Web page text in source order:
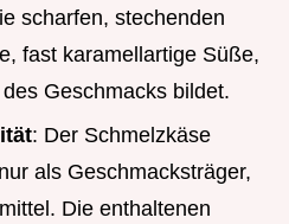
scharfen, stechenden
fast karamellartige Süße,
Geschmacks bildet.
: Der Schmelzkäse
als Geschmacksträger,
Die enthaltenen